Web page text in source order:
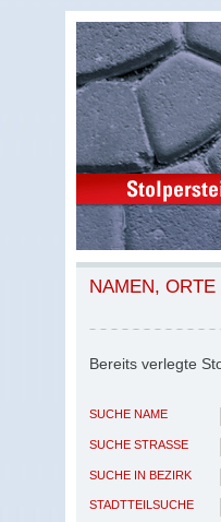
NAMEN,
Bereits verlegte
SUCHE NAME
SUCHE STRASSE
SUCHE IN BEZIRK
STADTTEILSUCHE